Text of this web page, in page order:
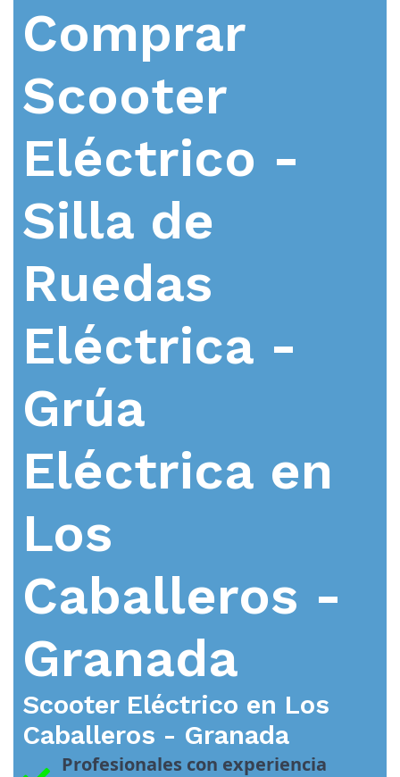
Comprar
Scooter
Eléctrico -
Silla de
Ruedas
Eléctrica -
Grúa
Eléctrica en
Los
Caballeros -
Granada
Scooter Eléctrico en Los
Caballeros - Granada
Profesionales con experiencia